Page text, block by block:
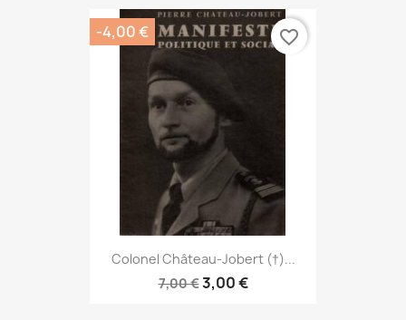
Colonel Château-Jobert (†)...
7,00 €3,00 €
-4,00 € favorite_border